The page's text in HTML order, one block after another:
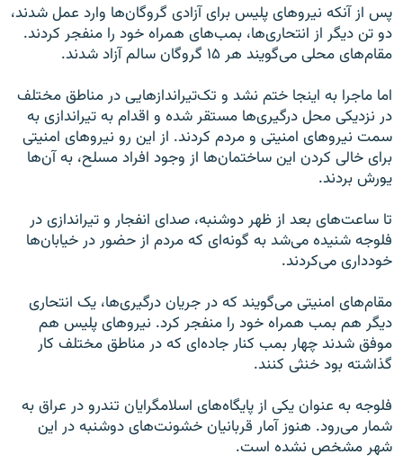
پس از آنکه نیروهای پلیس برای آزادی گروگان‌ها وارد عمل شدند،
دو تن دیگر از انتحاری‌ها، بمب‌های همراه خود را منفجر کردند.
مقام‌های محلی می‌گویند هر ۱۵ گروگان سالم آزاد شدند.
اما ماجرا به اینجا ختم نشد و تک‌تیرانداز‌هایی در مناطق مختلف
در نزدیکی محل درگیری‌ها مستقر شده و اقدام به تیراندازی به
سمت نیروهای امنیتی و مردم کردند. از این رو نیروهای امنیتی
برای خالی کردن این ساختمان‌ها از وجود افراد مسلح، به آن‌ها
یورش بردند.
تا ساعت‌های بعد از ظهر دوشنبه، صدای انفجار و تیراندازی در
فلوجه شنیده می‌شد به گونه‌ای که مردم از حضور در خیابان‌ها
خودداری می‌کردند.
مقام‌های امنیتی می‌گویند که در جریان درگیری‌ها، یک انتحاری
دیگر هم بمب همراه خود را منفجر کرد. نیروهای پلیس هم
موفق شدند چهار بمب کنار جاده‌ای که در مناطق مختلف کار
گذاشته بود خنثی کنند.
فلوجه به عنوان یکی از پایگاه‌های اسلامگرایان تندرو در عراق به
شمار می‌رود. هنوز آمار قربانیان خشونت‌های دوشنبه در این
شهر مشخص نشده است.